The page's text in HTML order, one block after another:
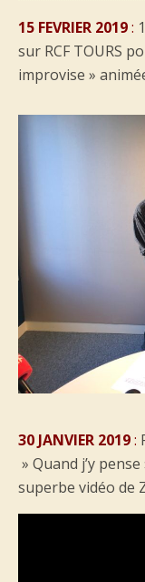
15 FEVRIER 2019:
sur RCF TOURS
improvise »
30 JANVIER 2019:
» Quand j’y
superbe vidéo de